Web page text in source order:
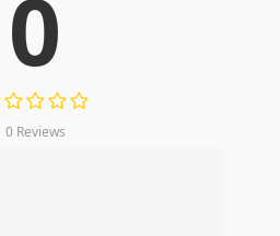
0
0 Reviews